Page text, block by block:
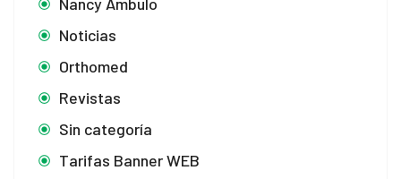
Noticias
Orthomed
Revistas
Sin categoría
Tarifas Banner WEB